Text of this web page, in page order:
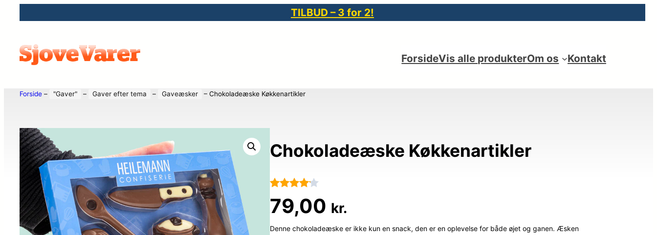
TILBUD – 3 for 2!
ForsideVis alle produkterOm os Kontakt
Forside – "Gaver" – Gaver efter tema – Gaveæsker – Chokoladeæske Køkkenartikler
Chokoladeæske Køkkenartikler
som4.1
ud af 5
79,00 kr.
Denne chokoladeæske er ikke kun en snack, den er en oplevelse for både øjet og ganen. Æsken